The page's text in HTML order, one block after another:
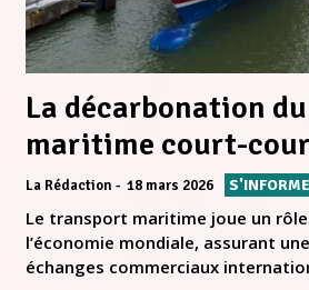
La décarbonation
maritime court-
La Rédaction 18 mars 2026
Le transport maritime joue un
l’économie mondiale, assurant
échanges commerciaux